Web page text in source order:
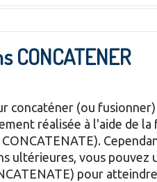
concaténer (ou
réalisée à l'aide de
ultérieures, vous pouvez
pour